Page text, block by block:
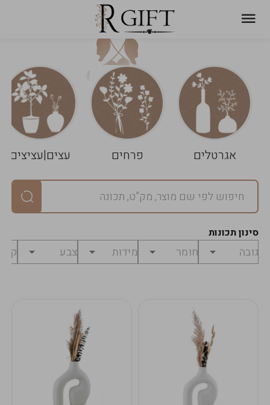
אגרטלים פרחים עצים|עציצים
סינון תכונות
עגלת
שלך
ניקוי
הסל
במארז
מחיר
לפני
₪0
לתשלום